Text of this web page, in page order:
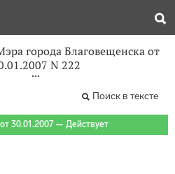
города Благовещенска от
N 222
Поиск в тексте
30.01.2007 — Действует